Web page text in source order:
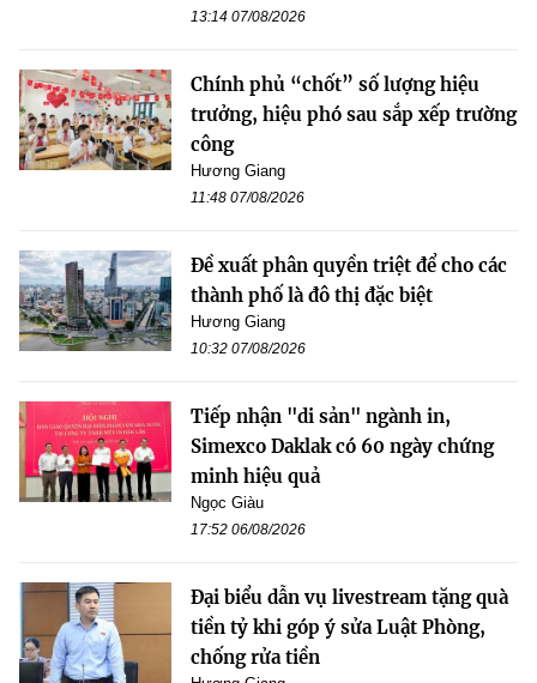
13:14 07/08/2026
Chính phủ “chốt” số lượng hiệu
trưởng, hiệu phó sau sắp xếp trường
công
Hương Giang
11:48 07/08/2026
Đề xuất phân quyền triệt để cho các
thành phố là đô thị đặc biệt
Hương Giang
10:32 07/08/2026
Tiếp nhận "di sản" ngành in,
Simexco Daklak có 60 ngày chứng
minh hiệu quả
Ngọc Giàu
17:52 06/08/2026
Đại biểu dẫn vụ livestream tặng quà
tiền tỷ khi góp ý sửa Luật Phòng,
chống rửa tiền